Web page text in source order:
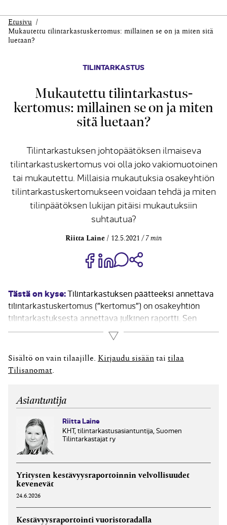
Etusivu
Mukautettu tilin­tarkastus­kertomus: millainen se on ja miten sitä
luetaan?
TILINTARKASTUS
Mukautettu tilin­tarkastus­
kertomus: millainen se on ja miten
sitä luetaan?
Tilintarkastuksen johtopäätöksen ilmaiseva
tilintarkastuskertomus voi olla joko vakiomuotoinen
tai mukautettu. Millaisia mukautuksia osakeyhtiön
tilintarkastuskertomukseen voidaan tehdä ja miten
tilinpäätöksen lukijan pitäisi mukautuksiin
suhtautua?
Riitta Laine 12.5.2021 7 min
Jaa Share on Facebook
Jaa Share on LinkedIn
Jaa WhatsApp-viestinä
Tästä on kyse:Tilintarkastuksen päätteeksi annettava
tilintarkastuskertomus (”kertomus”) on osakeyhtiön
tilintarkastuksesta annettava julkinen raportti. Sen
sisältöön vaikuttavat muun muassa tilintarkastuslaki
ja tilintarkastusstandardit (ISA-standardit) sekä
tarkastettavaa yhtiötä koskevan erityislainsäädännön
vaatimukset. Tilintarkastajan tekemät olennaiset
kertomukseen. Olennainen havainto voi olla...
Lue lisää
Sisältö on vain tilaajille. Kirjaudu sisään tai tilaa
Tilisanomat
Asiantuntija
Riitta Laine
KHT, tilintarkastusasiantuntija, Suomen
Tilintarkastajat ry
Yritysten kestävyysraportoinnin velvollisuudet
kevenevät
24.6.2026
Kestävyysraportointi vuoristoradalla